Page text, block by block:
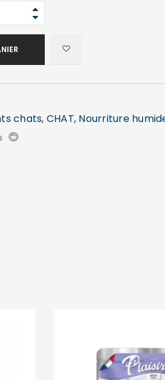
chats, CHAT, Nourriture